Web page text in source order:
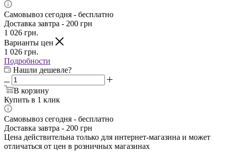
Самовывоз сегодня - бесплатно
Доставка завтра - 200 грн
1 026 грн.
Варианты цен
1 026 грн.
Подробности
Нашли дешевле?
В корзину
Купить в 1 клик
Самовывоз сегодня - бесплатно
Доставка завтра - 200 грн
Цена действительна только для интернет-магазина и может
отличаться от цен в розничных магазинах